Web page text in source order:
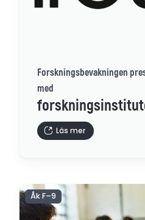
Forskningsbevakningen
med
Läs mer
Åk F–9